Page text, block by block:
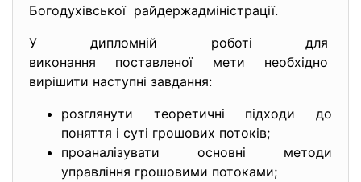
Богодухівської райдержадміністрації.
У дипломній роботі для
виконання поставленої мети необхідно
вирішити наступні завдання:
розглянути теоретичні підходи до
поняття і суті грошових потоків;
проаналізувати основні методи
управління грошовими потоками;